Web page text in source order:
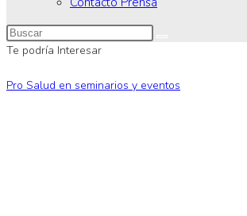
Te podría Interesar
Pro Salud en seminarios y eventos